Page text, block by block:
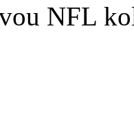
NFL